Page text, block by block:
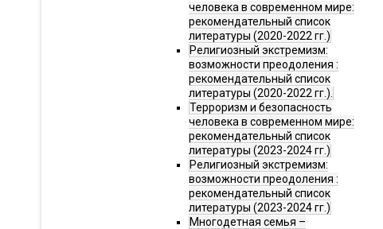
человека в современном мире:
рекомендательный список
литературы (2020-2022 гг.)
Религиозный экстремизм:
возможности преодоления :
рекомендательный список
литературы (2020-2022 гг.).
Терроризм и безопасность
человека в современном мире:
рекомендательный список
литературы (2023-2024 гг.)
Религиозный экстремизм:
возможности преодоления :
рекомендательный список
литературы (2023-2024 гг.)
Многодетная семья –